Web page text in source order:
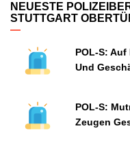
NEUESTE
STUTTGART
POL-S:
Und
POL-S:
Zeugen